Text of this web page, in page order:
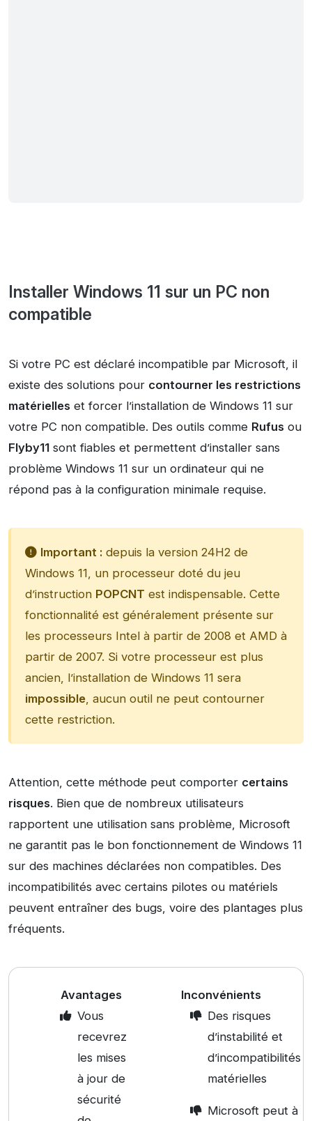
Installer Windows 11 sur un PC non
compatible
Si votre PC est déclaré incompatible par Microsoft, il
existe des solutions pour contourner les restrictions
matérielles et forcer l’installation de Windows 11 sur
votre PC non compatible. Des outils comme Rufus ou
Flyby11 sont fiables et permettent d’installer sans
problème Windows 11 sur un ordinateur qui ne
répond pas à la configuration minimale requise.
Important : depuis la version 24H2 de
Windows 11, un processeur doté du jeu
d’instruction POPCNT est indispensable. Cette
fonctionnalité est généralement présente sur
les processeurs Intel à partir de 2008 et AMD à
partir de 2007. Si votre processeur est plus
ancien, l’installation de Windows 11 sera
impossible , aucun outil ne peut contourner
cette restriction.
Attention, cette méthode peut comporter certains
risques. Bien que de nombreux utilisateurs
rapportent une utilisation sans problème, Microsoft
ne garantit pas le bon fonctionnement de Windows 11
sur des machines déclarées non compatibles. Des
incompatibilités avec certains pilotes ou matériels
peuvent entraîner des bugs, voire des plantages plus
fréquents.
Avantages
Vous
recevrez
les mises
à jour de
sécurité
Inconvénients
Des risques
d’instabilité et
d’incompatibilités
matérielles
Microsoft peut à